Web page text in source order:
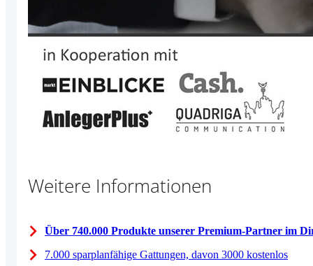
Weitere Informationen
Über 740.000 Produkte unserer Premium-Partner im
7.000 sparplanfähige Gattungen, davon 3000 kostenlos